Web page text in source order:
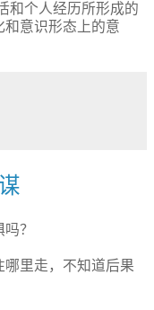
和个人经历所形成的
意识形态上的意
？
里走，不知道后果